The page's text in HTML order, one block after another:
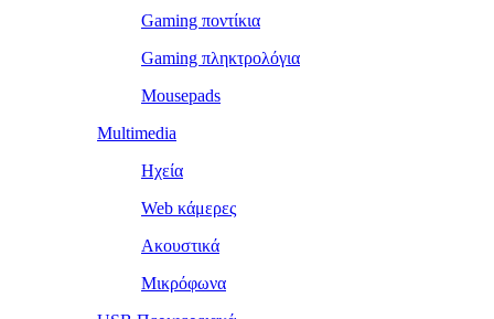
Gaming ποντίκια
Gaming πληκτρολόγια
Mousepads
Multimedia
Ηχεία
Web κάμερες
Ακουστικά
Μικρόφωνα